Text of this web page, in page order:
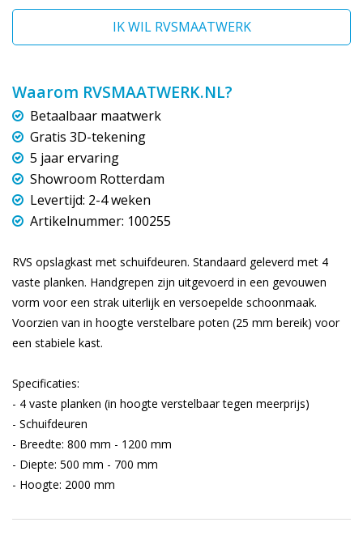
IK WIL RVSMAATWERK
Waarom RVSMAATWERK.NL?
Betaalbaar maatwerk
Gratis 3D-tekening
5 jaar ervaring
Showroom Rotterdam
Levertijd: 2-4 weken
Artikelnummer: 100255
RVS opslagkast met schuifdeuren. Standaard geleverd met 4
vaste planken. Handgrepen zijn uitgevoerd in een gevouwen
vorm voor een strak uiterlijk en versoepelde schoonmaak.
Voorzien van in hoogte verstelbare poten (25 mm bereik) voor
een stabiele kast.
Specificaties:
- 4 vaste planken (in hoogte verstelbaar tegen meerprijs)
- Schuifdeuren
- Breedte: 800 mm - 1200 mm
- Diepte: 500 mm - 700 mm
- Hoogte: 2000 mm